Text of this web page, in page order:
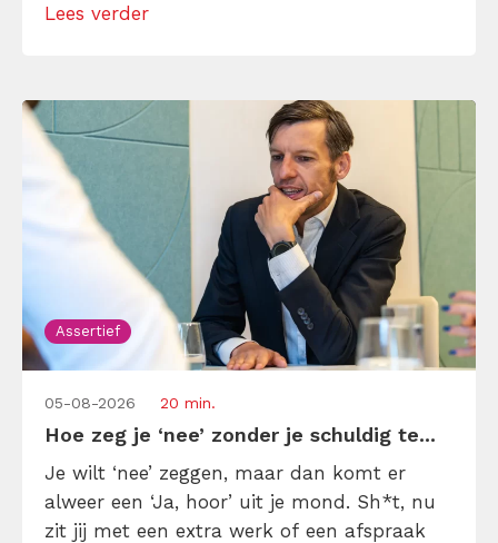
Maar hoe doe je dat zonder drama, verwijt
Lees verder
Assertief
05-08-2026 20 min.
Hoe zeg je ‘nee’ zonder je schuldig te...
Je wilt ‘nee’ zeggen, maar dan komt er
alweer een ‘Ja, hoor’ uit je mond. Sh*t, nu
zit jij met een extra werk of een afspraak